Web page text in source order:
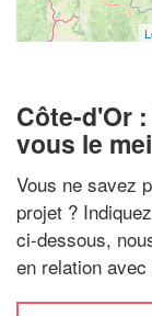
Côte-d'Or
vous le
Vous ne savez
projet ?
ci-dessous,
en relation avec